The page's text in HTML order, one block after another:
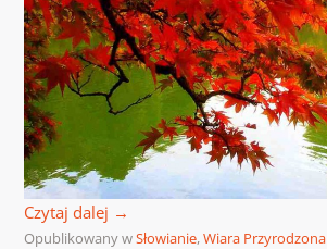
Czytaj dalej →
Opublikowany wSłowianie,Wiara Przyrodzona